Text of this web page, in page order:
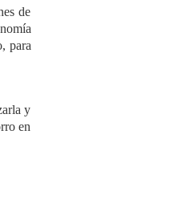
de
para
y
en